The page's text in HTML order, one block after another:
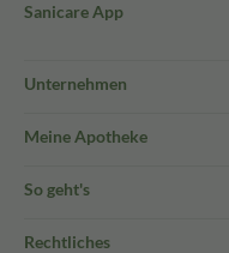
Sanicare App
Unternehmen
Meine Apotheke
So geht's
Rechtliches